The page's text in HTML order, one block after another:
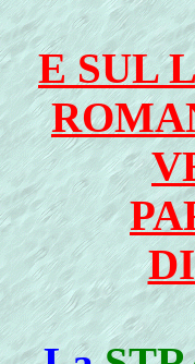
E SUL